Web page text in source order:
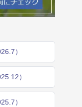
）
）
）